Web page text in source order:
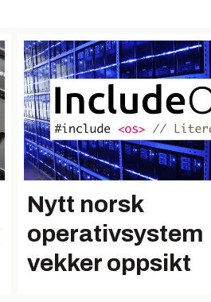
Nytt norsk
operativsystem
vekker oppsikt